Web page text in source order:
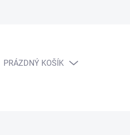
NÁKUPNÍ
PRÁZDNÝ KOŠÍK